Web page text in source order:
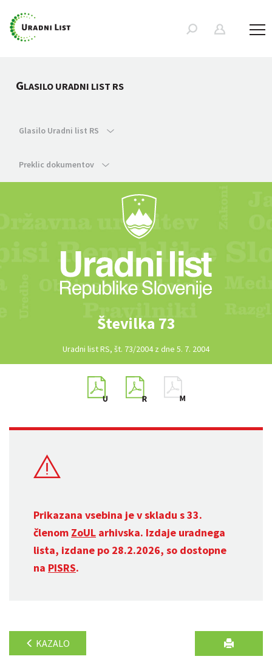
GLASILO URADNI LIST RS
Glasilo Uradni list RS
Preklic dokumentov
Številka 73
Uradni list RS, št. 73/2004 z dne 5. 7. 2004
Prikazana vsebina je v skladu s 33.
členom ZoUL arhivska. Izdaje uradnega
lista, izdane po 28.2.2026, so dostopne
na PISRS.
KAZALO